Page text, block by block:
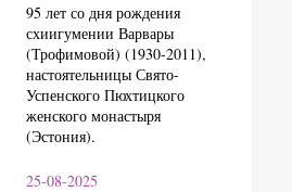
95 лет со дня рождения
схиигумении Варвары
(Трофимовой) (1930-2011),
настоятельницы Свято-
Успенского Пюхтицкого
женского монастыря
(Эстония).
25-08-2025